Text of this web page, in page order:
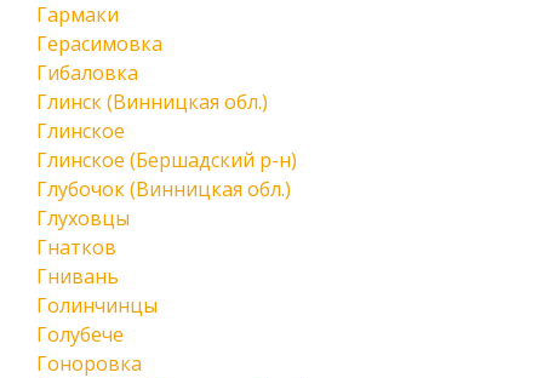
Гармаки
Герасимовка
Гибаловка
Глинск (Винницкая обл.)
Глинское
Глинское (Бершадский р-н)
Глубочок (Винницкая обл.)
Глуховцы
Гнатков
Гнивань
Голинчинцы
Голубече
Гоноровка